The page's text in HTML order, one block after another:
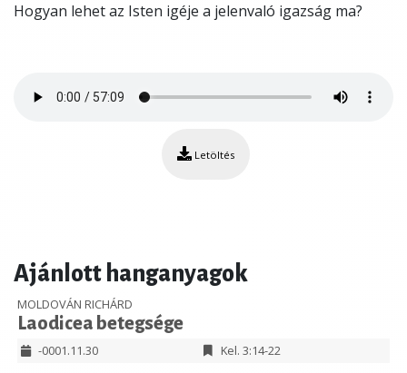
Hogyan lehet az Isten igéje a jelenvaló igazság ma?
Letöltés
Ajánlott hanganyagok
MOLDOVÁN RICHÁRD
Laodicea betegsége
-0001.11.30 Kel. 3:14-22